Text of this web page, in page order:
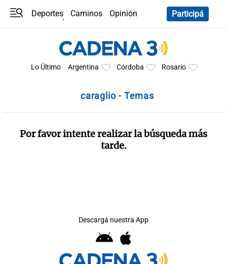
Deportes Caminos
Opinión
Participá
Lo Último Argentina Córdoba Rosario
caraglio - Temas
Por favor intente realizar la búsqueda más
tarde.
Descargá nuestra App